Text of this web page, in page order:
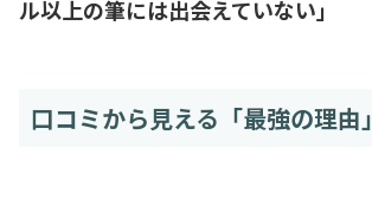
ル以上の筆には出会えていない」
口コミから見える「最強の理由」